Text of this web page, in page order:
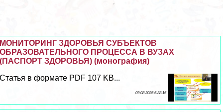
МОНИТОРИНГ ЗДОРОВЬЯ СУБЪЕКТОВ
ОБРАЗОВАТЕЛЬНОГО ПРОЦЕССА В ВУЗАХ
(ПАСПОРТ ЗДОРОВЬЯ) (монография)
Статья в формате PDF 107 KB...
09 08 2026 6:38:16